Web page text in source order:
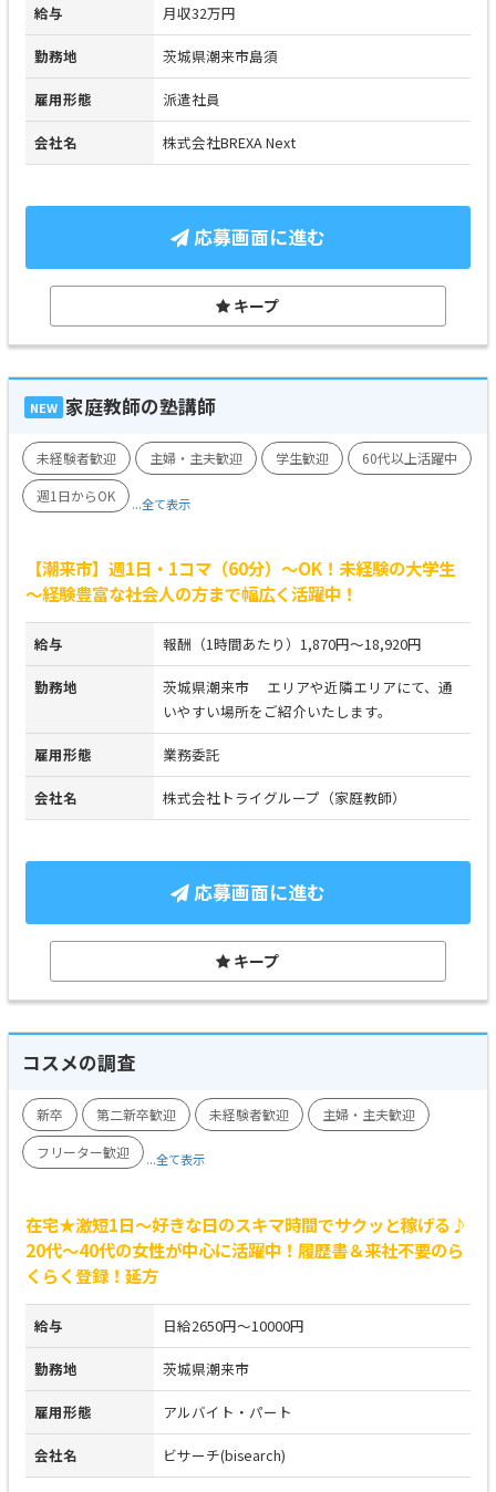
給与 月収32万円
勤務地 茨城県潮来市島須
雇用形態 派遣社員
会社名 株式会社BREXA Next
応募画面に進む
キープ
NEW 家庭教師の塾講師
未経験者歓迎 主婦・主夫歓迎 学生歓迎
60代以上活躍中
週1日からOK
...全て表示
【潮来市】週1日・1コマ（60分）～OK！未経験の大学生
～経験豊富な社会人の方まで幅広く活躍中！
給与 報酬（1時間あたり）1,870円～18,920円
勤務地
茨城県潮来市 エリアや近隣エリアにて、通
いやすい場所をご紹介いたします。
雇用形態 業務委託
会社名 株式会社トライグループ（家庭教師）
応募画面に進む
キープ
コスメの調査
新卒 第二新卒歓迎 未経験者歓迎
主婦・主夫歓迎
フリーター歓迎
...全て表示
在宅★激短1日～好きな日のスキマ時間でサクッと稼げる♪
20代～40代の女性が中心に活躍中！履歴書＆来社不要のら
くらく登録！延方
給与 日給2650円～10000円
勤務地 茨城県潮来市
雇用形態 アルバイト・パート
会社名 ビサーチ(bisearch)